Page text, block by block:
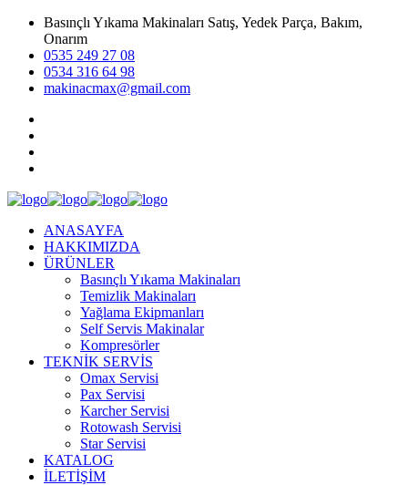
Basınçlı Yıkama Makinaları Satış, Yedek Parça, Bakım,
Onarım
0535 249 27 08
0534 316 64 98
makinacmax@gmail.com
ANASAYFA
HAKKIMIZDA
ÜRÜNLER
Basınçlı Yıkama Makinaları
Temizlik Makinaları
Yağlama Ekipmanları
Self Servis Makinalar
Kompresörler
TEKNİK SERVİS
Omax Servisi
Pax Servisi
Karcher Servisi
Rotowash Servisi
Star Servisi
KATALOG
İLETİŞİM